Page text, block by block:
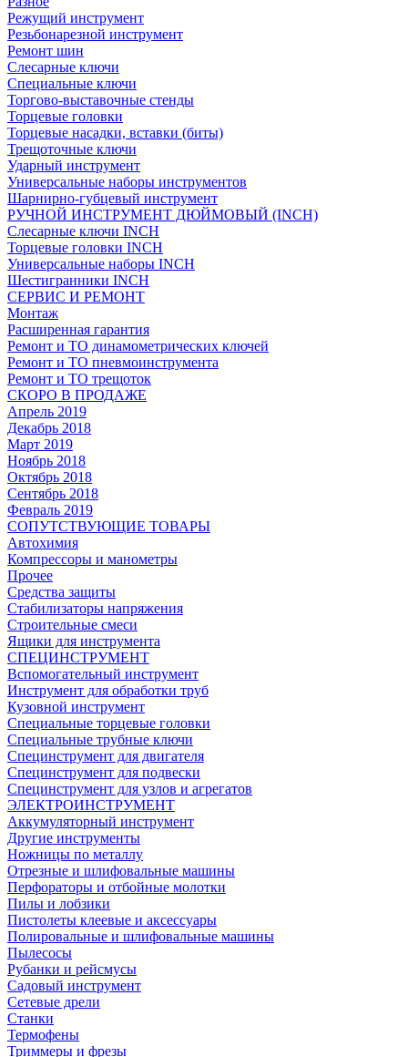
Режущий инструмент
Резьбонарезной инструмент
Ремонт шин
Слесарные ключи
Специальные ключи
Торгово-выставочные стенды
Торцевые головки
Торцевые насадки, вставки (биты)
Трещоточные ключи
Ударный инструмент
Универсальные наборы инструментов
Шарнирно-губцевый инструмент
РУЧНОЙ ИНСТРУМЕНТ ДЮЙМОВЫЙ (INCH)
Слесарные ключи INCH
Торцевые головки INCH
Универсальные наборы INCH
Шестигранники INCH
СЕРВИС И РЕМОНТ
Монтаж
Расширенная гарантия
Ремонт и ТО динамометрических ключей
Ремонт и ТО пневмоинструмента
Ремонт и ТО трещоток
СКОРО В ПРОДАЖЕ
Апрель 2019
Декабрь 2018
Март 2019
Ноябрь 2018
Октябрь 2018
Сентябрь 2018
Февраль 2019
СОПУТСТВУЮЩИЕ ТОВАРЫ
Автохимия
Компрессоры и манометры
Прочее
Средства защиты
Стабилизаторы напряжения
Строительные смеси
Ящики для инструмента
СПЕЦИНСТРУМЕНТ
Вспомогательный инструмент
Инструмент для обработки труб
Кузовной инструмент
Специальные торцевые головки
Специальные трубные ключи
Специнструмент для двигателя
Специнструмент для подвески
Специнструмент для узлов и агрегатов
ЭЛЕКТРОИНСТРУМЕНТ
Аккумуляторный инструмент
Другие инструменты
Ножницы по металлу
Отрезные и шлифовальные машины
Перфораторы и отбойные молотки
Пилы и лобзики
Пистолеты клеевые и аксессуары
Полировальные и шлифовальные машины
Пылесосы
Рубанки и рейсмусы
Садовый инструмент
Сетевые дрели
Станки
Термофены
Триммеры и фрезы